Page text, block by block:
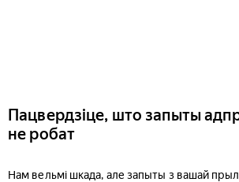
Пацвердзіце, што запыты
не робат
Нам вельмі шкада, але запыты з вашай